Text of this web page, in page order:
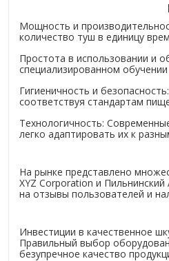
Мощность и
количество туш в единицу
Простота в использовании и
специализированном
Гигиеничность и
соответствуя стандартам
Технологичность:
легко адаптировать их к
На рынке представлено
XYZ Corporation и
на отзывы пользователей и
Инвестиции в качественное
Правильный выбор
безупречное качество